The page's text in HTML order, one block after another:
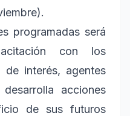
programadas será
con los
interés, agentes
acciones
de sus futuros